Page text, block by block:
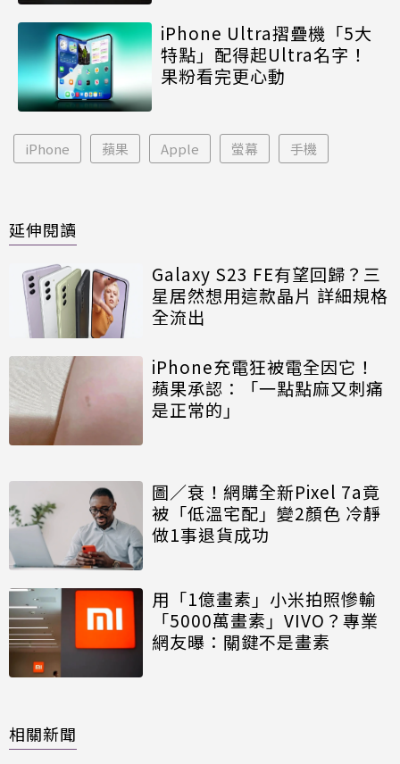
iPhone Ultra摺疊機「5大
特點」配得起Ultra名字！
果粉看完更心動
iPhone 蘋果 Apple 螢幕 手機
延伸閱讀
Galaxy S23 FE有望回歸？三
星居然想用這款晶片 詳細規格
全流出
iPhone充電狂被電全因它！
蘋果承認：「一點點麻又刺痛
是正常的」
圖／衰！網購全新Pixel 7a竟
被「低溫宅配」變2顏色 冷靜
做1事退貨成功
用「1億畫素」小米拍照慘輸
「5000萬畫素」VIVO？專業
網友曝：關鍵不是畫素
相關新聞